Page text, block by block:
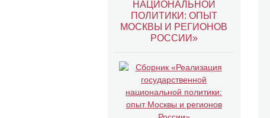
НАЦИОНАЛЬНОЙ
ПОЛИТИКИ: ОПЫТ
МОСКВЫ И РЕГИОНОВ
РОССИИ»